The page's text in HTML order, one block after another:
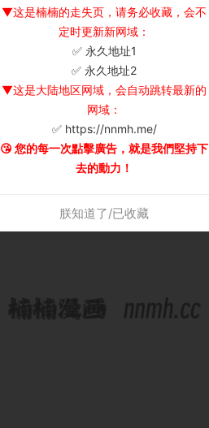
▼这是楠楠的走失页，请务必收藏，会不
定时更新新网域：
✅ 永久地址1
✅ 永久地址2
▼这是大陆地区网域，会自动跳转最新的
网域：
✅ https://nnmh.me/
😘 您的每一次點擊廣告，就是我們堅持下
去的動力！
朕知道了/已收藏